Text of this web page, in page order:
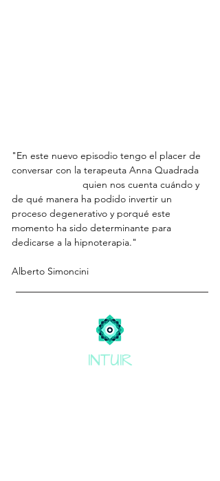
"En este nuevo episodio tengo el placer de
conversar con la terapeuta Anna Quadrada
quien nos cuenta cuándo y
de qué manera ha podido invertir un
proceso degenerativo y porqué este
momento ha sido determinante para
dedicarse a la hipnoterapia."
Alberto Simoncini
INTUIR